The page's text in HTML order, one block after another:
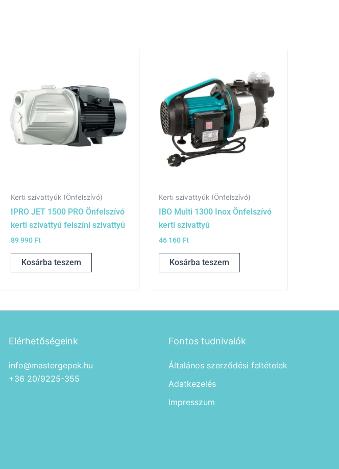
Kerti szivattyúk (Önfelszívó)
IPRO JET 1500 PRO Önfelszívó
kerti szivattyú felszíni szivattyú
89 990 Ft
Kosárba teszem
Kerti szivattyúk (Önfelszívó)
IBO Multi 1300 Inox Önfelszívó
kerti szivattyú
46 160 Ft
Kosárba teszem
Elérhetőségeink
info@mastergepek.hu
+36 20/9225-355
Fontos tudnivalók
Általános szerződési feltételek
Adatkezelés
Impresszum